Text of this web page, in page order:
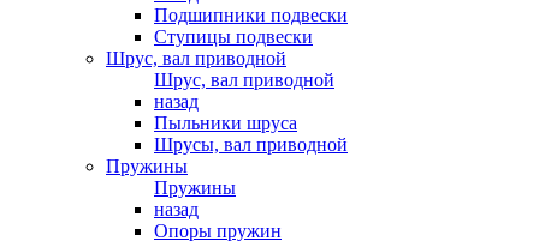
Подшипники подвески
Ступицы подвески
Шрус, вал приводной
Шрус, вал приводной
назад
Пыльники шруса
Шрусы, вал приводной
Пружины
Пружины
назад
Опоры пружин